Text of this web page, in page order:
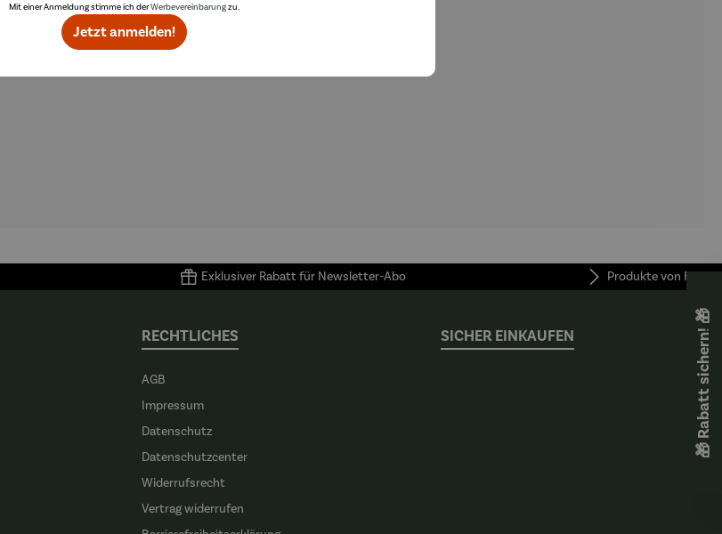
Exklusiver Rabatt für Newsletter-Abo Produkte von FUNKE
RECHTLICHES
AGB
Impressum
Datenschutz
Datenschutzcenter
Widerrufsrecht
Vertrag widerrufen
SICHER EINKAUFEN 🎁 Rabatt sichern! 🎁
Mit einer Anmeldung stimme ich derWerbevereinbarungzu.
Jetzt anmelden!